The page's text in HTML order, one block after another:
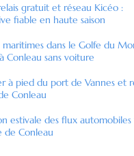
gratuit et réseau Kicéo :
fiable en haute saison
maritimes dans le Golfe du
Conleau sans voiture
à pied du port de Vannes et
Conleau
estivale des flux automobiles
de Conleau